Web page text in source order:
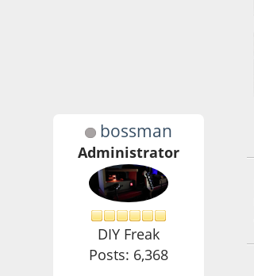
bossman
Administrator
DIY Freak
Posts: 6,368